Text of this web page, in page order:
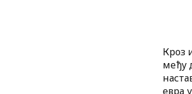
Кроз
међу
евра